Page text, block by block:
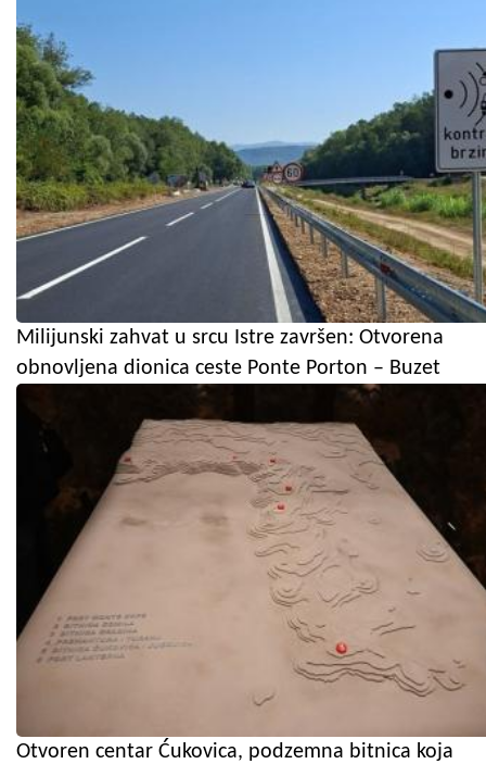
Milijunski zahvat u srcu Istre završen: Otvorena
obnovljena dionica ceste Ponte Porton – Buzet
Otvoren centar Ćukovica, podzemna bitnica koja